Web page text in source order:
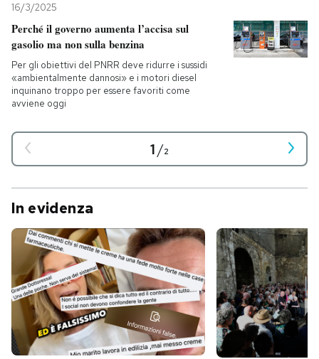
16/3/2025
Perché il governo aumenta l’accisa sul
gasolio ma non sulla benzina
Per gli obiettivi del PNRR deve ridurre i sussidi
«ambientalmente dannosi» e i motori diesel
inquinano troppo per essere favoriti come
avviene oggi
1/2
In evidenza